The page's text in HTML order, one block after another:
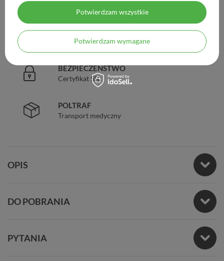
ZAUFANIE
98% zadowolonych klientów
BEZPIECZEŃSTWO
Certyfikat SSL
POLTRAF
Transport medyczny
OPIS
DO POBRANIA
PYTANIA
Potwierdzam wymagane
Potwierdzam wszystkie